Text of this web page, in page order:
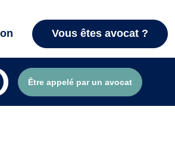
Vous êtes avocat ?
Être appelé par un avocat